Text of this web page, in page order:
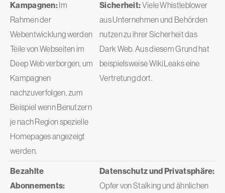
Kampagnen:Im
Rahmen der
Webentwicklung werden
Teile von Webseiten im
Deep Web verborgen, um
Kampagnen
nachzuverfolgen, zum
Beispiel wenn Benutzern
je nach Region spezielle
Homepages angezeigt
werden.
Sicherheit:Viele Whistleblower
aus Unternehmen und Behörden
nutzen zu ihrer Sicherheit das
Dark Web. Aus diesem Grund hat
beispielsweise WikiLeaks eine
Vertretung dort.
Bezahlte
Abonnements:
Datenschutz und Privatsphäre:
Opfer von Stalking und ähnlichen